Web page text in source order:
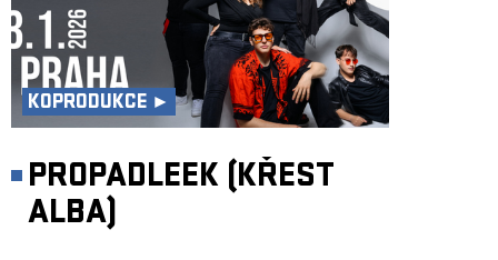
KOPRODUKCE ►
PROPADLEEK (KŘEST
ALBA)